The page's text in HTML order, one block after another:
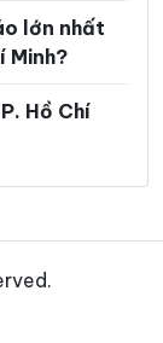
Thắng
lớn nhất
Minh?
Hồ Chí